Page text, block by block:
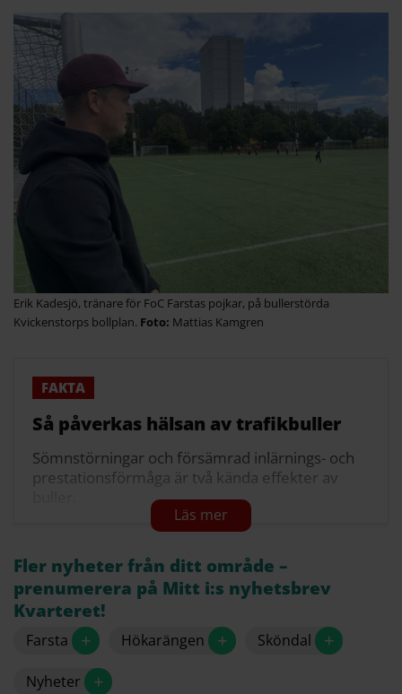
Erik Kadesjö, tränare för FoC Farstas pojkar, på bullerstörda
Kvickenstorps bollplan.
Mattias Kamgren
Så påverkas hälsan av trafikbuller
Sömnstörningar och försämrad inlärnings- och
prestationsförmåga är två kända effekter av
Studier visar också på ökad risk för hjärt- och
buller från vägtrafik och flyg.
Källa: Folkhälsomyndigheten
Fler nyheter från ditt område –
prenumerera på Mitt i:s nyhetsbrev
Kvarteret!
Farsta + Hökarängen + Sköndal +
Nyheter +